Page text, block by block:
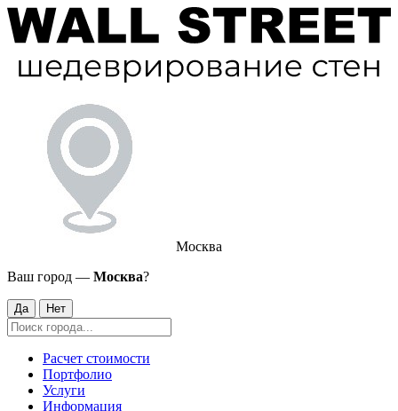
Москва
Ваш город — Москва?
Да Нет
Расчет стоимости
Портфолио
Услуги
Информация